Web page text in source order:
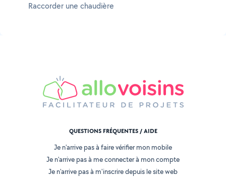
Raccorder une chaudière
QUESTIONS FRÉQUENTES / AIDE
Je n'arrive pas à faire vérifier mon mobile
Je n'arrive pas à me connecter à mon compte
Je n'arrive pas à m'inscrire depuis le site web